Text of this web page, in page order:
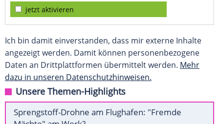
jetzt aktivieren
Ich bin damit einverstanden, dass mir externe Inhalte
angezeigt werden. Damit können personenbezogene
Daten an Drittplattformen übermittelt werden. Mehr
dazu in unseren Datenschutzhinweisen.
Unsere Themen-Highlights
Sprengstoff-Drohne am Flughafen: "Fremde